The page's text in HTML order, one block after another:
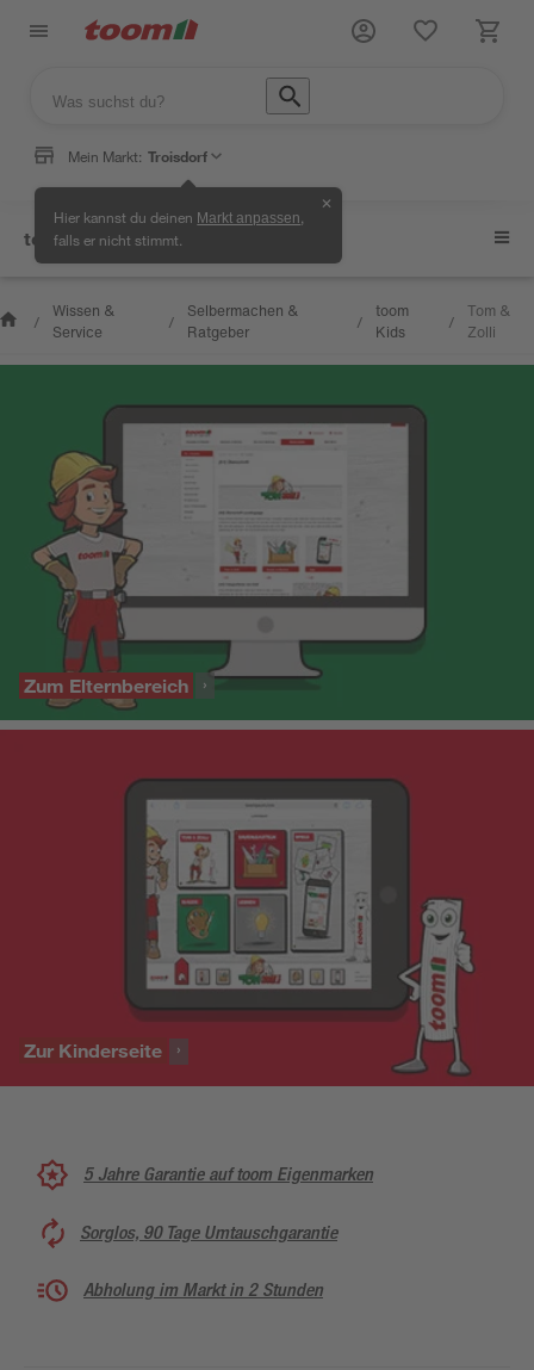
Mein Markt: Troisdorf
Hier kannst du deinen Markt anpassen
falls er nicht stimmt.
✕
toom Kids
/
Wissen &
Service
/
Selbermachen &
Ratgeber
/
toom
Kids
/
Tom &
Zolli
Zum Elternbereich
Zur Kinderseite
5 Jahre Garantie auf toom Eigenmarken
Sorglos, 90 Tage Umtauschgarantie
Abholung im Markt in 2 Stunden